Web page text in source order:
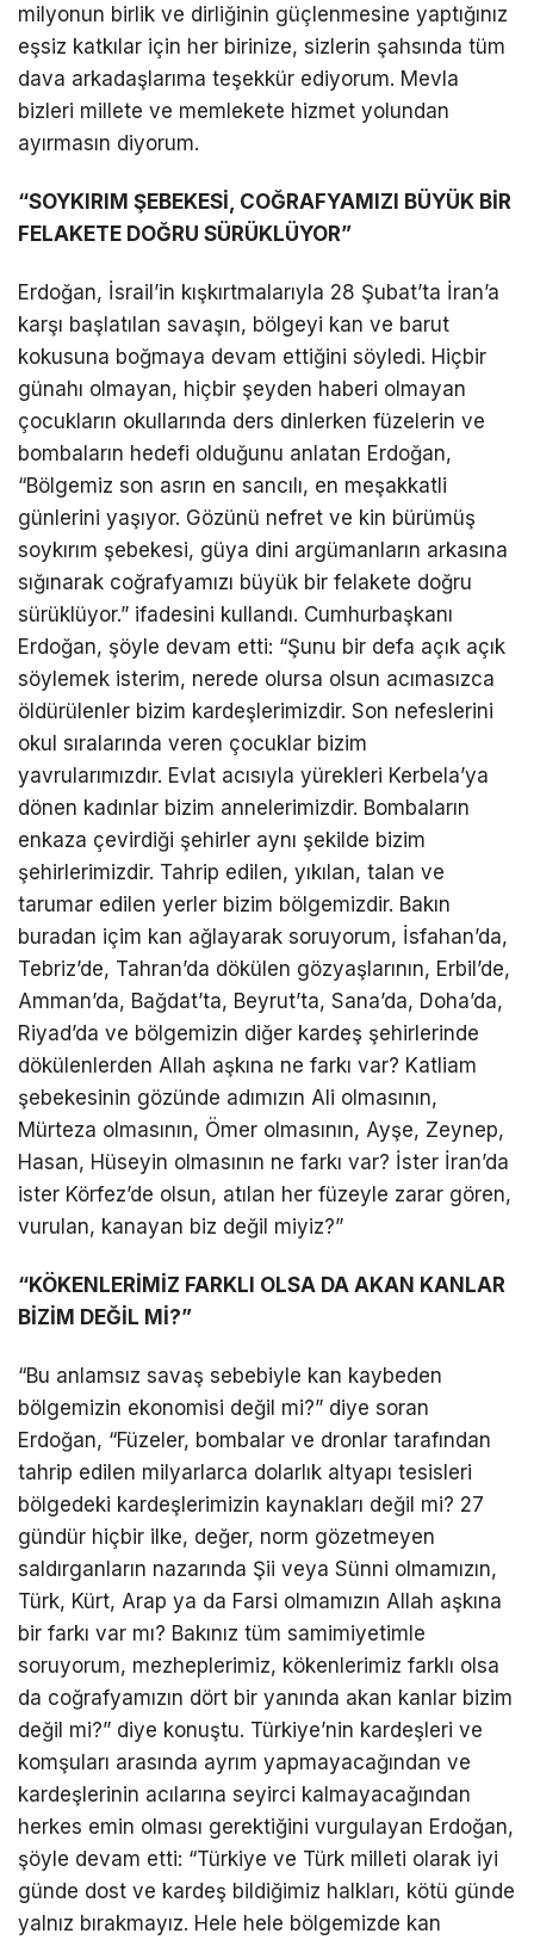
milyonun birlik ve dirliğinin güçlenmesine yaptığınız
eşsiz katkılar için her birinize, sizlerin şahsında tüm
dava arkadaşlarıma teşekkür ediyorum. Mevla
bizleri millete ve memlekete hizmet yolundan
ayırmasın diyorum.
“SOYKIRIM ŞEBEKESİ, COĞRAFYAMIZI BÜYÜK BİR
FELAKETE DOĞRU SÜRÜKLÜYOR”
Erdoğan, İsrail’in kışkırtmalarıyla 28 Şubat’ta İran’a
karşı başlatılan savaşın, bölgeyi kan ve barut
kokusuna boğmaya devam ettiğini söyledi. Hiçbir
günahı olmayan, hiçbir şeyden haberi olmayan
çocukların okullarında ders dinlerken füzelerin ve
bombaların hedefi olduğunu anlatan Erdoğan,
“Bölgemiz son asrın en sancılı, en meşakkatli
günlerini yaşıyor. Gözünü nefret ve kin bürümüş
soykırım şebekesi, güya dini argümanların arkasına
sığınarak coğrafyamızı büyük bir felakete doğru
sürüklüyor.” ifadesini kullandı. Cumhurbaşkanı
Erdoğan, şöyle devam etti: “Şunu bir defa açık açık
söylemek isterim, nerede olursa olsun acımasızca
öldürülenler bizim kardeşlerimizdir. Son nefeslerini
okul sıralarında veren çocuklar bizim
yavrularımızdır. Evlat acısıyla yürekleri Kerbela’ya
dönen kadınlar bizim annelerimizdir. Bombaların
enkaza çevirdiği şehirler aynı şekilde bizim
şehirlerimizdir. Tahrip edilen, yıkılan, talan ve
tarumar edilen yerler bizim bölgemizdir. Bakın
buradan içim kan ağlayarak soruyorum, İsfahan’da,
Tebriz’de, Tahran’da dökülen gözyaşlarının, Erbil’de,
Amman’da, Bağdat’ta, Beyrut’ta, Sana’da, Doha’da,
Riyad’da ve bölgemizin diğer kardeş şehirlerinde
dökülenlerden Allah aşkına ne farkı var? Katliam
şebekesinin gözünde adımızın Ali olmasının,
Mürteza olmasının, Ömer olmasının, Ayşe, Zeynep,
Hasan, Hüseyin olmasının ne farkı var? İster İran’da
ister Körfez’de olsun, atılan her füzeyle zarar gören,
vurulan, kanayan biz değil miyiz?”
“KÖKENLERİMİZ FARKLI OLSA DA AKAN KANLAR
BİZİM DEĞİL Mİ?”
“Bu anlamsız savaş sebebiyle kan kaybeden
bölgemizin ekonomisi değil mi?” diye soran
Erdoğan, “Füzeler, bombalar ve dronlar tarafından
tahrip edilen milyarlarca dolarlık altyapı tesisleri
bölgedeki kardeşlerimizin kaynakları değil mi? 27
gündür hiçbir ilke, değer, norm gözetmeyen
saldırganların nazarında Şii veya Sünni olmamızın,
Türk, Kürt, Arap ya da Farsi olmamızın Allah aşkına
bir farkı var mı? Bakınız tüm samimiyetimle
soruyorum, mezheplerimiz, kökenlerimiz farklı olsa
da coğrafyamızın dört bir yanında akan kanlar bizim
değil mi?” diye konuştu. Türkiye’nin kardeşleri ve
komşuları arasında ayrım yapmayacağından ve
kardeşlerinin acılarına seyirci kalmayacağından
herkes emin olması gerektiğini vurgulayan Erdoğan,
şöyle devam etti: “Türkiye ve Türk milleti olarak iyi
günde dost ve kardeş bildiğimiz halkları, kötü günde
yalnız bırakmayız. Hele hele bölgemizde kan